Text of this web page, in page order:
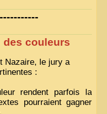
des couleurs
Nazaire, le jury a
:
rendent parfois la
pourraient gagner